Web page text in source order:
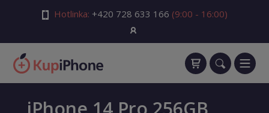
Hotlinka: +420 728 633 166 (9:00 - 16:00)